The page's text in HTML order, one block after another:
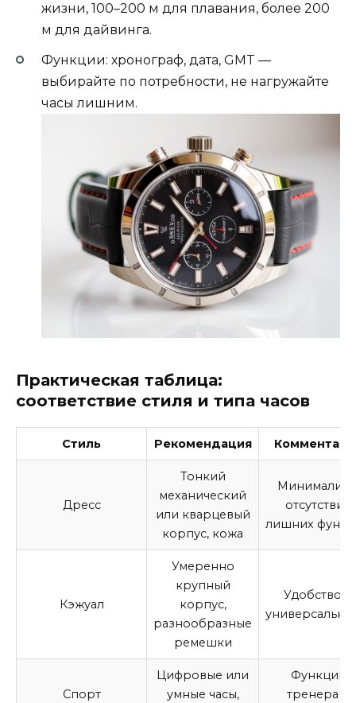
жизни, 100–200 м для плавания, более 200
м для дайвинга.
Функции: хронограф, дата, GMT —
выбирайте по потребности, не нагружайте
часы лишним.
Практическая таблица:
соответствие стиля и типа часов
Стиль Рекомендация
Дресс
Тонкий
механический
или кварцевый
корпус, кожа
отсутствие
лишних
Кэжуал
Умеренно
крупный
корпус,
разнообразные
ремешки
Удобство и
Спорт
Цифровые или
умные часы,
Функции
тренера и